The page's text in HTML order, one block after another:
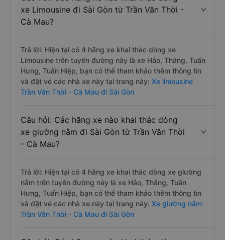
xe Limousine đi Sài Gòn từ Trần Văn Thời -
Cà Mau?
Trả lời: Hiện tại có 4 hãng xe khai thác dòng xe
Limousine trên tuyến đường này là xe Hảo, Thắng, Tuấn
Hưng, Tuấn Hiệp, bạn có thể tham khảo thêm thông tin
và đặt vé các nhà xe này tại trang này: Xe limousine
Trần Văn Thời - Cà Mau đi Sài Gòn
Câu hỏi: Các hãng xe nào khai thác dòng
xe giường nằm đi Sài Gòn từ Trần Văn Thời
- Cà Mau?
Trả lời: Hiện tại có 4 hãng xe khai thác dòng xe giường
nằm trên tuyến đường này là xe Hảo, Thắng, Tuấn
Hưng, Tuấn Hiệp, bạn có thể tham khảo thêm thông tin
và đặt vé các nhà xe này tại trang này: Xe giường nằm
Trần Văn Thời - Cà Mau đi Sài Gòn